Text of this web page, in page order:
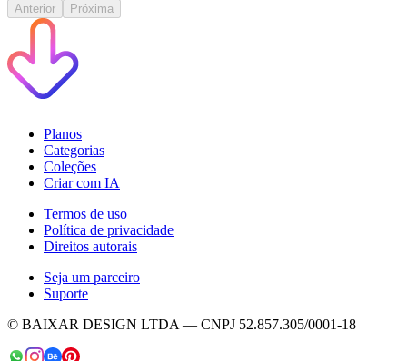
Anterior Próxima
Planos
Categorias
Coleções
Criar com IA
Termos de uso
Política de privacidade
Direitos autorais
Seja um parceiro
Suporte
© BAIXAR DESIGN LTDA — CNPJ 52.857.305/0001-18